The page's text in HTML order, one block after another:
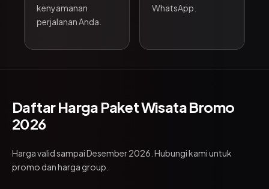
kenyamanan
perjalanan Anda.
WhatsApp.
Daftar Harga Paket Wisata Bromo
2026
Harga valid sampai Desember 2026. Hubungi kami untuk
promo dan harga group.